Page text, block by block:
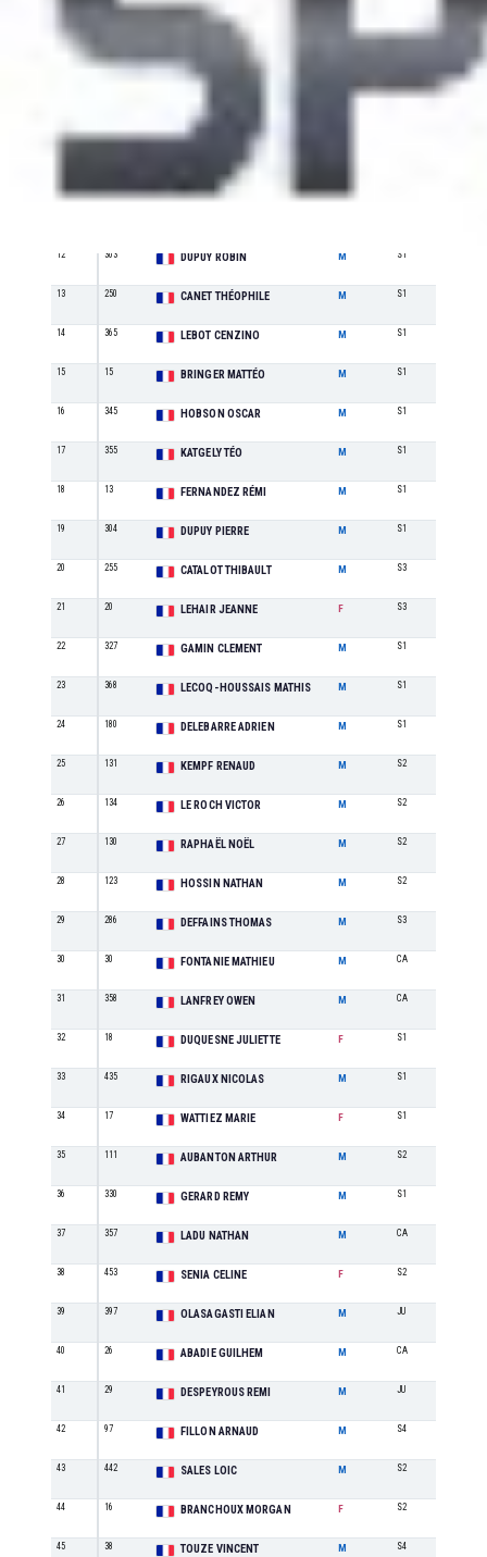
QUINDOS JEREMY
8 JEM AURELIEN 2
S2
9 4 DUVAL ANTOINE
DUMAS JULES
12 303 DUPUY ROBIN M S1
13 250 CANET THÉOPHILE M S1
14 365 LEBOT CENZINO M S1
15 15 BRINGER MATTÉO M S1
16 345 HOBSON OSCAR M S1
17 355 KATGELY TÉO M S1
18 13 FERNANDEZ RÉMI M S1
19 304 DUPUY PIERRE M S1
20 255 CATALOT THIBAULT M S3
21 20 LEHAIR JEANNE F S3
22 327 GAMIN CLEMENT M S1
23 368 LECOQ-HOUSSAIS MATHIS M S1
24 180 DELEBARRE ADRIEN M S1
25 131 KEMPF RENAUD M S2
26 134 LE ROCH VICTOR M S2
27 130 RAPHAËL NOËL M S2
28 123 HOSSIN NATHAN M S2
29 286 DEFFAINS THOMAS M S3
30 30 FONTANIE MATHIEU M CA
31 358 LANFREY OWEN M CA
32 18 DUQUESNE JULIETTE F S1
33 435 RIGAUX NICOLAS M S1
34 17 WATTIEZ MARIE F S1
35 111 AUBANTON ARTHUR M S2
36 330 GERARD REMY M S1
37 357 LADU NATHAN M CA
38 453 SENIA CELINE F S2
39 397 OLASAGASTI ELIAN M JU
40 26 ABADIE GUILHEM M CA
41 29 DESPEYROUS REMI M JU
42 97 FILLON ARNAUD M S4
43 442 SALES LOIC M S2
44 16 BRANCHOUX MORGAN F S2
45 38 TOUZE VINCENT M S4